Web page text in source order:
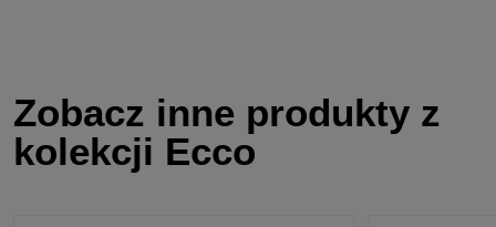
Zobacz inne produkty z
kolekcji Ecco